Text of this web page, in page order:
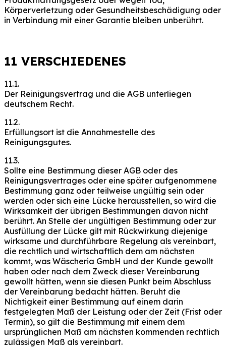
Körperverletzung oder Gesundheitsbeschädigung oder
in Verbindung mit einer Garantie bleiben unberührt.
11 VERSCHIEDENES
11.1.
Der Reinigungsvertrag und die AGB unterliegen
deutschem Recht.
11.2.
Erfüllungsort ist die Annahmestelle des
Reinigungsgutes.
11.3.
Sollte eine Bestimmung dieser AGB oder des
Reinigungsvertrages oder eine später aufgenommene
Bestimmung ganz oder teilweise ungültig sein oder
werden oder sich eine Lücke herausstellen, so wird die
Wirksamkeit der übrigen Bestimmungen davon nicht
berührt. An Stelle der ungültigen Bestimmung oder zur
Ausfüllung der Lücke gilt mit Rückwirkung diejenige
wirksame und durchführbare Regelung als vereinbart,
die rechtlich und wirtschaftlich dem am nächsten
kommt, was Wäscheria GmbH und der Kunde gewollt
haben oder nach dem Zweck dieser Vereinbarung
gewollt hätten, wenn sie diesen Punkt beim Abschluss
der Vereinbarung bedacht hätten. Beruht die
Nichtigkeit einer Bestimmung auf einem darin
festgelegten Maß der Leistung oder der Zeit (Frist oder
Termin), so gilt die Bestimmung mit einem dem
ursprünglichen Maß am nächsten kommenden rechtlich
zulässigen Maß als vereinbart.